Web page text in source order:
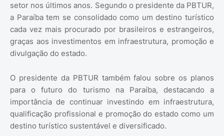
setor nos últimos anos. Segundo o presidente da PBTUR,
a Paraíba tem se consolidado como um destino turístico
cada vez mais procurado por brasileiros e estrangeiros,
graças aos investimentos em infraestrutura, promoção e
divulgação do estado.
O presidente da PBTUR também falou sobre os planos
para o futuro do turismo na Paraíba, destacando a
importância de continuar investindo em infraestrutura,
qualificação profissional e promoção do estado como um
destino turístico sustentável e diversificado.